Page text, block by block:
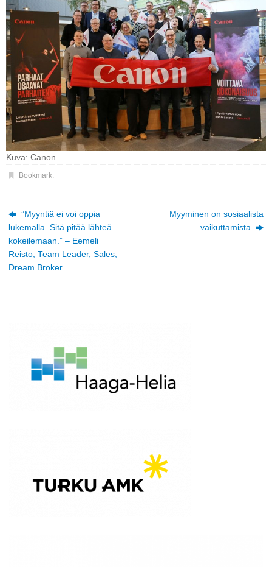
Kuva: Canon
Bookmark.
”Myyntiä ei voi oppia
lukemalla. Sitä pitää lähteä
kokeilemaan.” – Eemeli
Reisto, Team Leader, Sales,
Dream Broker
Myyminen on sosiaalista
vaikuttamista